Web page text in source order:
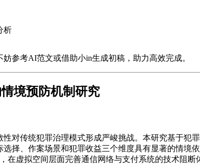
析
参考AI范文或借助小in生成初稿，助力高效完成。
境预防机制研究
对传统犯罪治理模式形成严峻挑战。本研究基于犯
择、作案场景和犯罪收益三个维度具有显著的情境
虚拟空间层面完善通信网络与支付系统的技术阻